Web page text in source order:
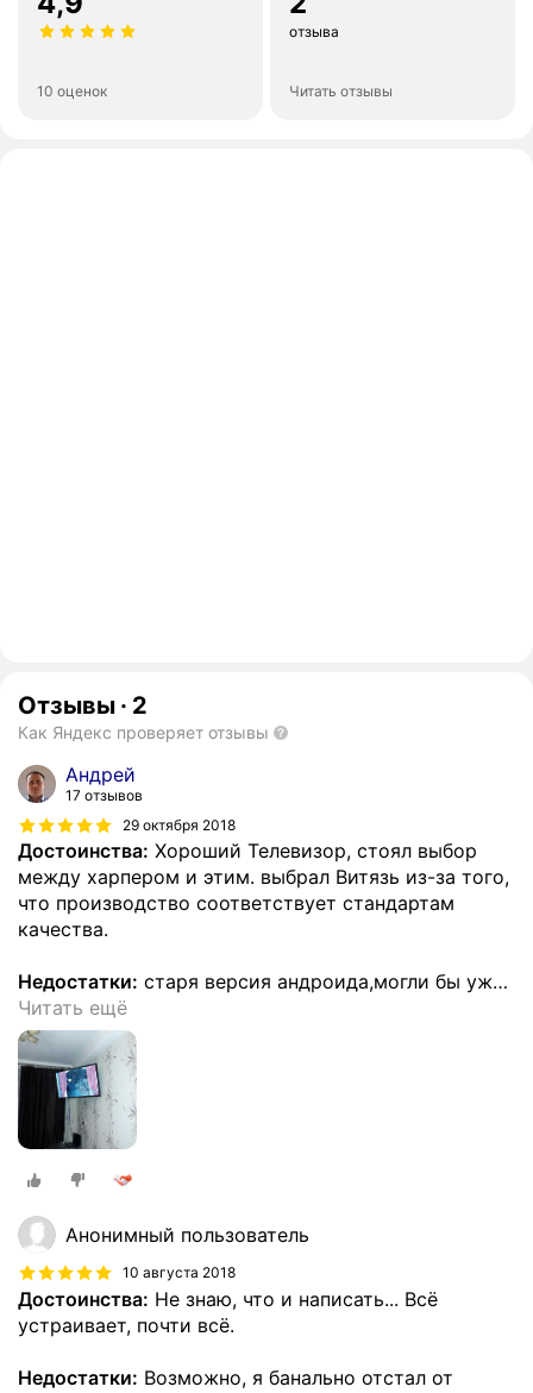
10 оценок
отзыва
Читать отзывы
Отзывы · 2
Как Яндекс проверяет отзывы
Андрей
17 отзывов
29 октября 2018
Достоинства: Хороший Телевизор, стоял выбор
между харпером и этим. выбрал Витязь из-за того,
что производство соответствует стандартам
качества.
Недостатки: старя версия андроида,могли бы уж…
Читать ещё
Анонимный пользователь
10 августа 2018
Достоинства: Не знаю, что и написать... Всё
устраивает, почти всё.
Недостатки: Возможно, я банально отстал от